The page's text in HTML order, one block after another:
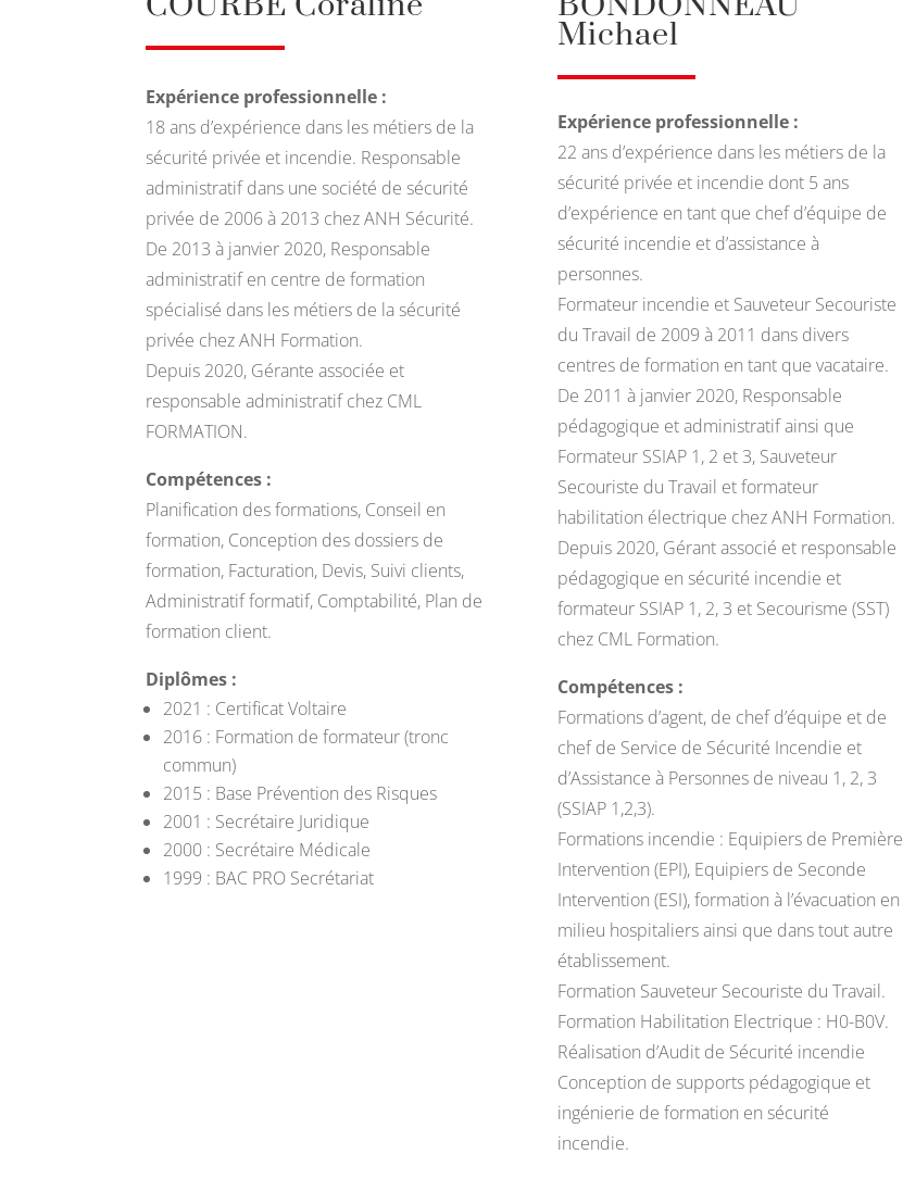
Expérience professionnelle :
18 ans d’expérience dans les métiers de la
sécurité privée et incendie. Responsable
administratif dans une société de sécurité
privée de 2006 à 2013 chez ANH Sécurité.
De 2013 à janvier 2020, Responsable
administratif en centre de formation
spécialisé dans les métiers de la sécurité
privée chez ANH Formation.
Depuis 2020, Gérante associée et
responsable administratif chez CML
FORMATION.
Compétences :
Planification des formations, Conseil en
formation, Conception des dossiers de
formation, Facturation, Devis, Suivi clients,
Administratif formatif, Comptabilité, Plan de
formation client.
Diplômes :
2021 : Certificat Voltaire
2016 : Formation de formateur (tronc
commun)
2015 : Base Prévention des Risques
2001 : Secrétaire Juridique
2000 : Secrétaire Médicale
1999 : BAC PRO Secrétariat
Michael
Expérience professionnelle :
22 ans d’expérience dans les métiers de la
sécurité privée et incendie dont 5 ans
d’expérience en tant que chef d’équipe de
sécurité incendie et d’assistance à
personnes.
Formateur incendie et Sauveteur Secouriste
du Travail de 2009 à 2011 dans divers
centres de formation en tant que vacataire.
De 2011 à janvier 2020, Responsable
pédagogique et administratif ainsi que
Formateur SSIAP 1, 2 et 3, Sauveteur
Secouriste du Travail et formateur
habilitation électrique chez ANH Formation.
Depuis 2020, Gérant associé et responsable
pédagogique en sécurité incendie et
formateur SSIAP 1, 2, 3 et Secourisme (SST)
chez CML Formation.
Compétences :
Formations d’agent, de chef d’équipe et de
chef de Service de Sécurité Incendie et
d’Assistance à Personnes de niveau 1, 2, 3
(SSIAP 1,2,3).
Formations incendie : Equipiers de Première
Intervention (EPI), Equipiers de Seconde
Intervention (ESI), formation à l’évacuation en
milieu hospitaliers ainsi que dans tout autre
établissement.
Formation Sauveteur Secouriste du Travail.
Formation Habilitation Electrique : H0-B0V.
Réalisation d’Audit de Sécurité incendie
Conception de supports pédagogique et
ingénierie de formation en sécurité
incendie.